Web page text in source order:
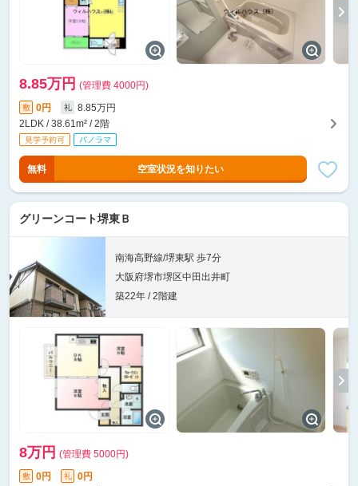
8.85万円 (管理費 4000円)
敷 0円 礼
8.85万円
2LDK / 38.61m² / 2階
無料 空室状況を知りたい
グリーンコート堺東Ｂ
南海高野線/堺東駅 歩7分
大阪府堺市堺区中田出井町
築22年 / 2階建
8万円 (管理費 5000円)
敷 0円 礼
0円